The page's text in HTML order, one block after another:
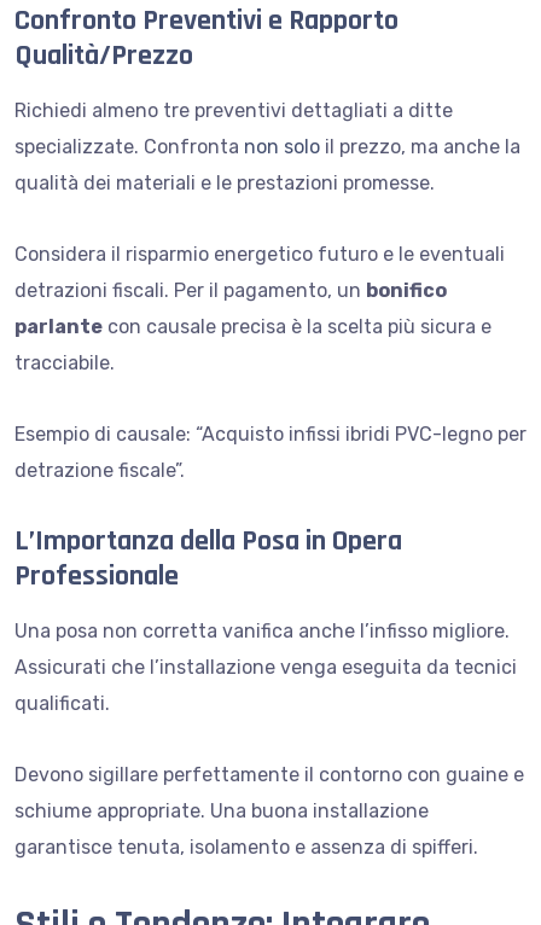
Confronto Preventivi e Rapporto
Qualità/Prezzo
Richiedi almeno tre preventivi dettagliati a ditte
specializzate. Confronta non solo il prezzo, ma anche la
qualità dei materiali e le prestazioni promesse.
Considera il risparmio energetico futuro e le eventuali
detrazioni fiscali. Per il pagamento, un bonifico
parlante con causale precisa è la scelta più sicura e
tracciabile.
Esempio di causale: “Acquisto infissi ibridi PVC-legno per
detrazione fiscale”.
L’Importanza della Posa in Opera
Professionale
Una posa non corretta vanifica anche l’infisso migliore.
Assicurati che l’installazione venga eseguita da tecnici
qualificati.
Devono sigillare perfettamente il contorno con guaine e
schiume appropriate. Una buona installazione
garantisce tenuta, isolamento e assenza di spifferi.